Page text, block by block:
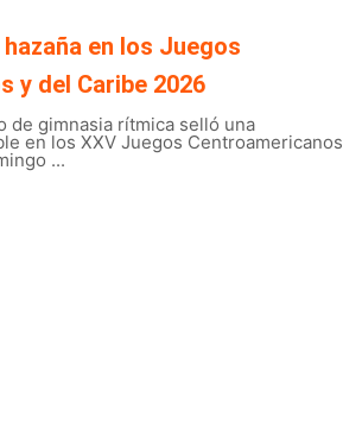
en los Juegos
y del Caribe 2026
de gimnasia rítmica selló una
en los XXV Juegos Centroamericanos
...